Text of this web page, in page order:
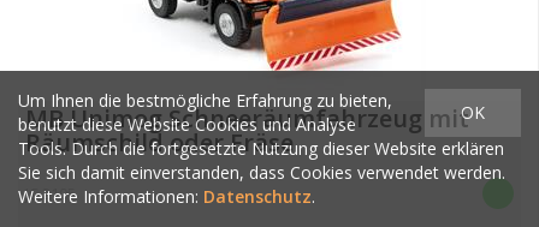
MB Unimog Schneeräumfahrzeug mit
Räumschild oder Fräse
JC 2105
OK
Um Ihnen die bestmögliche Erfahrung zu bieten,
benutzt diese Website Cookies und Analyse
Tools. Durch die fortgesetzte Nutzung dieser Website erklären
Sie sich damit einverstanden, dass Cookies verwendet werden.
Weitere Informationen: Datenschutz.